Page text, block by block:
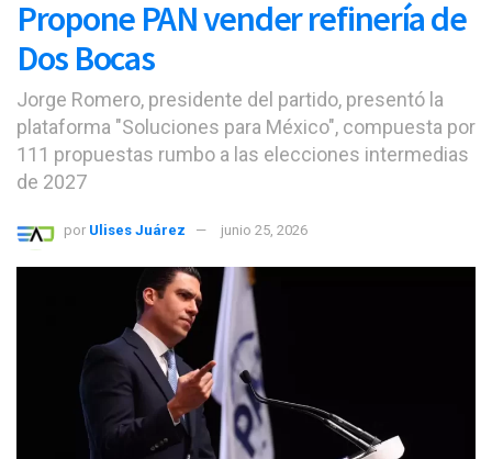
Propone PAN vender refinería de
Dos Bocas
Jorge Romero, presidente del partido, presentó la
plataforma "Soluciones para México", compuesta por
111 propuestas rumbo a las elecciones intermedias
de 2027
por Ulises Juárez junio 25, 2026